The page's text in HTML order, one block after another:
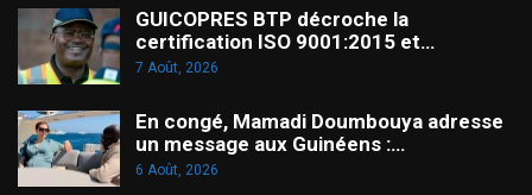
GUICOPRES BTP décroche la
certification ISO 9001:2015 et…
7 Août, 2026
En congé, Mamadi Doumbouya adresse
un message aux Guinéens :…
6 Août, 2026